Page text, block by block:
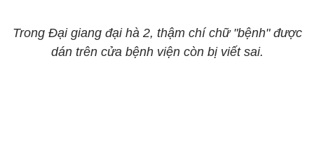
Trong Đại giang đại hà 2, thậm chí chữ "bệnh" được
dán trên cửa bệnh viện còn bị viết sai.